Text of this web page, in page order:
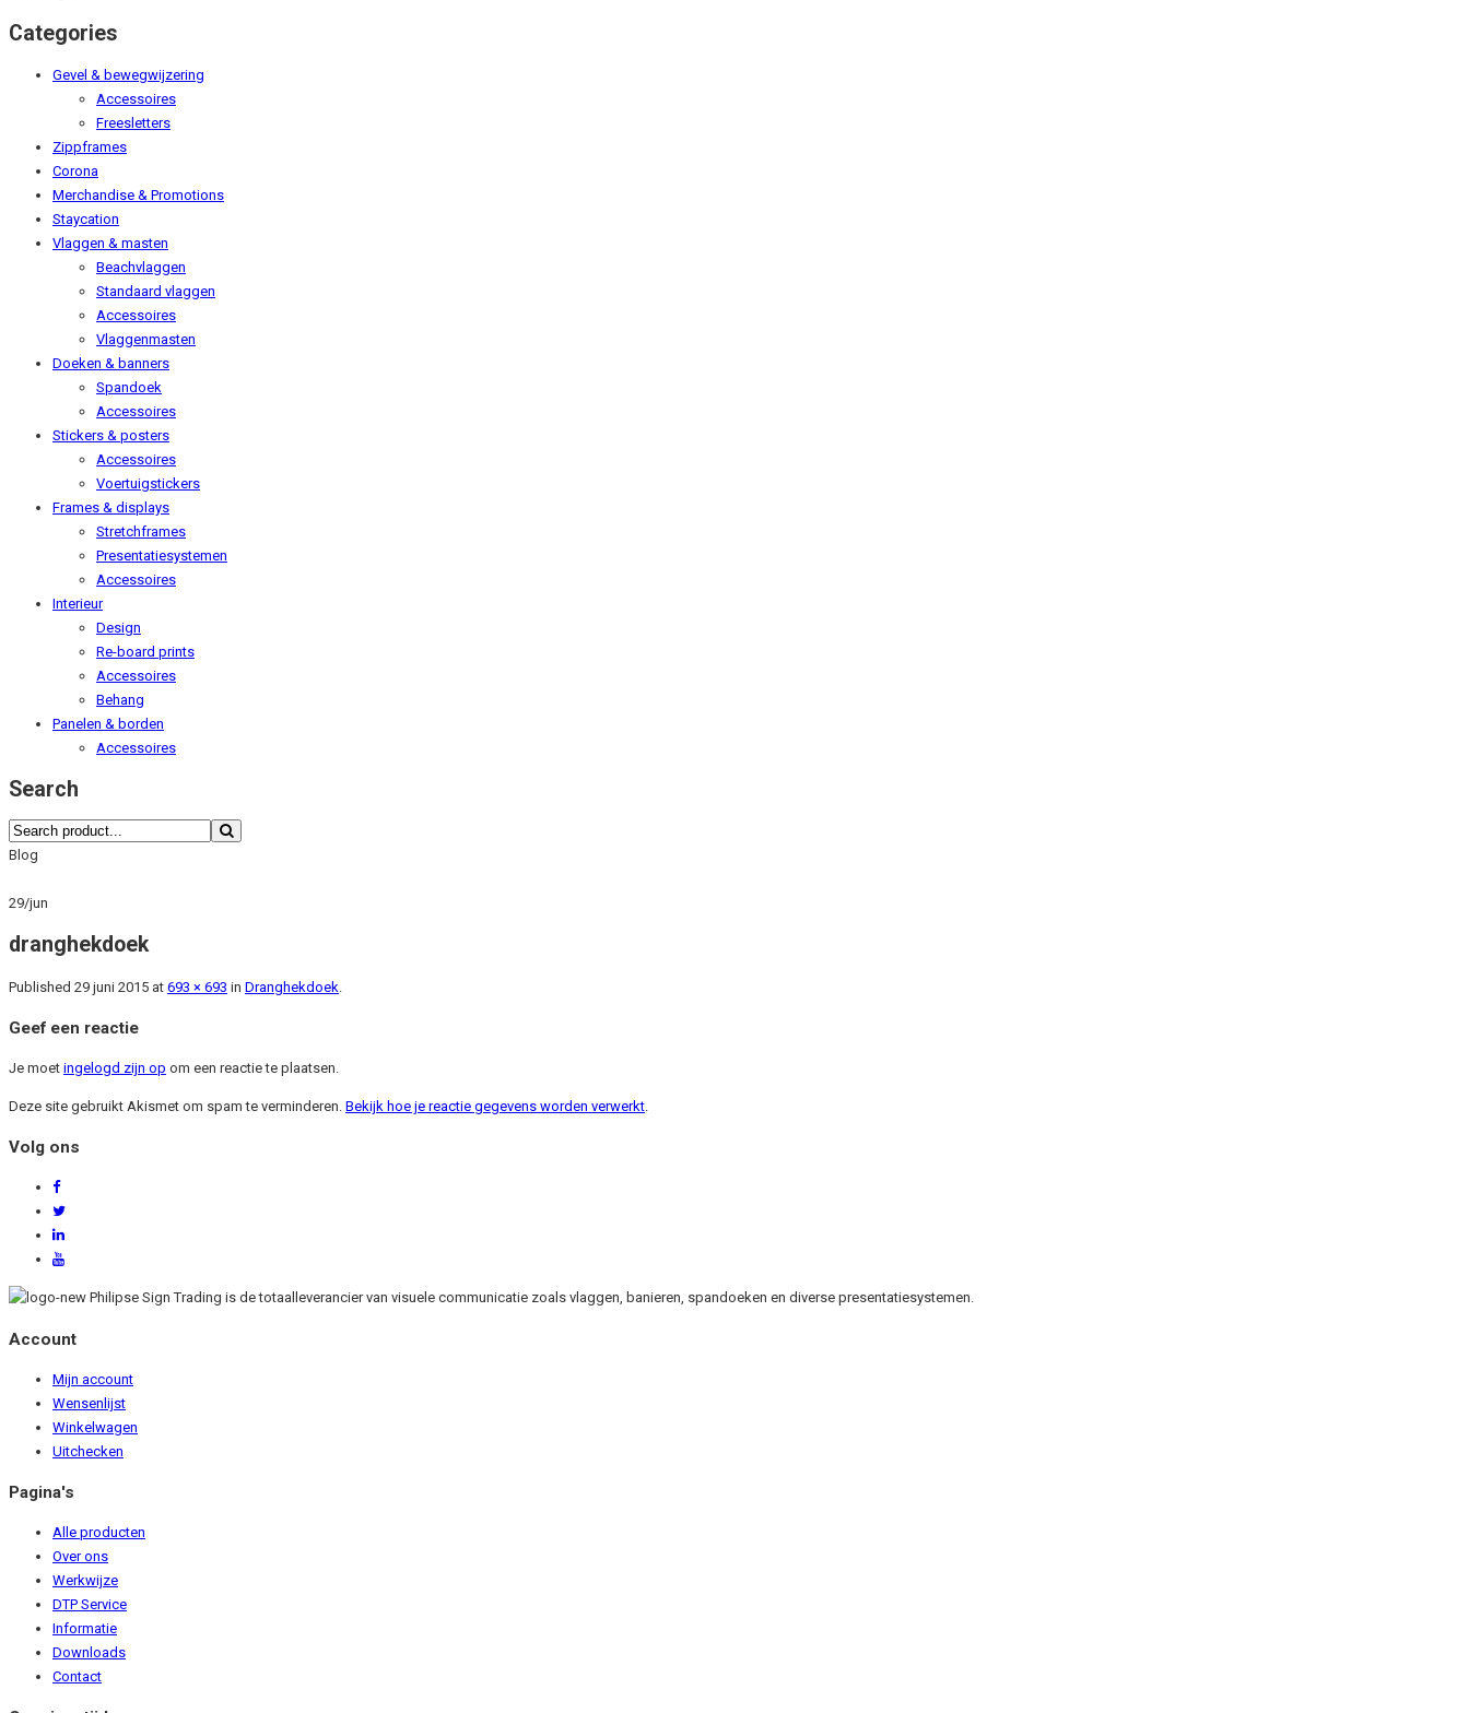
Categories
Gevel & bewegwijzering
Accessoires
Freesletters
Zippframes
Corona
Merchandise & Promotions
Staycation
Vlaggen & masten
Beachvlaggen
Standaard vlaggen
Accessoires
Vlaggenmasten
Doeken & banners
Spandoek
Accessoires
Stickers & posters
Accessoires
Voertuigstickers
Frames & displays
Stretchframes
Presentatiesystemen
Accessoires
Interieur
Design
Re-board prints
Accessoires
Behang
Panelen & borden
Accessoires
Search
Blog
29/jun
dranghekdoek
Published 29 juni 2015 at 693 × 693 in Dranghekdoek
Geef een reactie
Je moet ingelogd zijn op om een reactie te plaatsen.
Deze site gebruikt Akismet om spam te verminderen. Bekijk hoe je reactie gegevens worden verwerkt
Volg ons
Philipse Sign Trading is de totaalleverancier van visuele communicatie zoals vlaggen, banieren, spandoeken en diverse presentatiesystemen.
Account
Mijn account
Wensenlijst
Winkelwagen
Uitchecken
Pagina's
Alle producten
Over ons
Werkwijze
DTP Service
Informatie
Downloads
Contact